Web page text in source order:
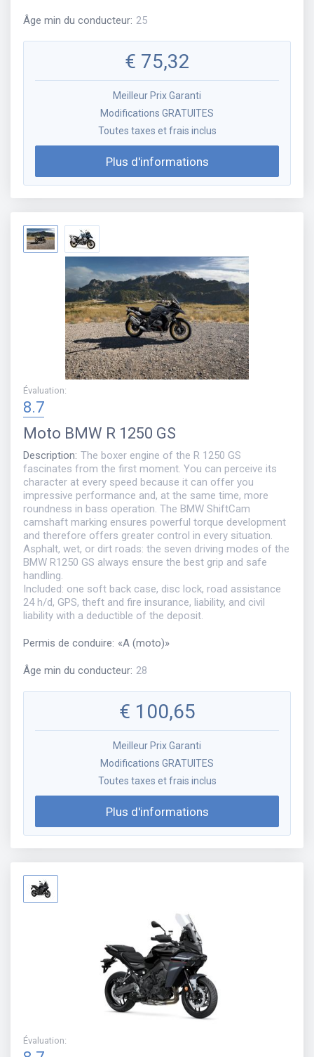
Âge min du conducteur: 25
€ 75,32
Meilleur Prix Garanti
Modifications GRATUITES
Toutes taxes et frais inclus
Plus d'informations
Évaluation:
8.7
Moto BMW R 1250 GS
Description: The boxer engine of the R 1250 GS
fascinates from the first moment. You can perceive its
character at every speed because it can offer you
impressive performance and, at the same time, more
roundness in bass operation. The BMW ShiftCam
camshaft marking ensures powerful torque development
and therefore offers greater control in every situation.
Asphalt, wet, or dirt roads: the seven driving modes of the
BMW R1250 GS always ensure the best grip and safe
handling.
Included: one soft back case, disc lock, road assistance
24 h/d, GPS, theft and fire insurance, liability, and civil
liability with a deductible of the deposit.
Permis de conduire: «A (moto)»
Âge min du conducteur: 28
€ 100,65
Meilleur Prix Garanti
Modifications GRATUITES
Toutes taxes et frais inclus
Plus d'informations
Évaluation: